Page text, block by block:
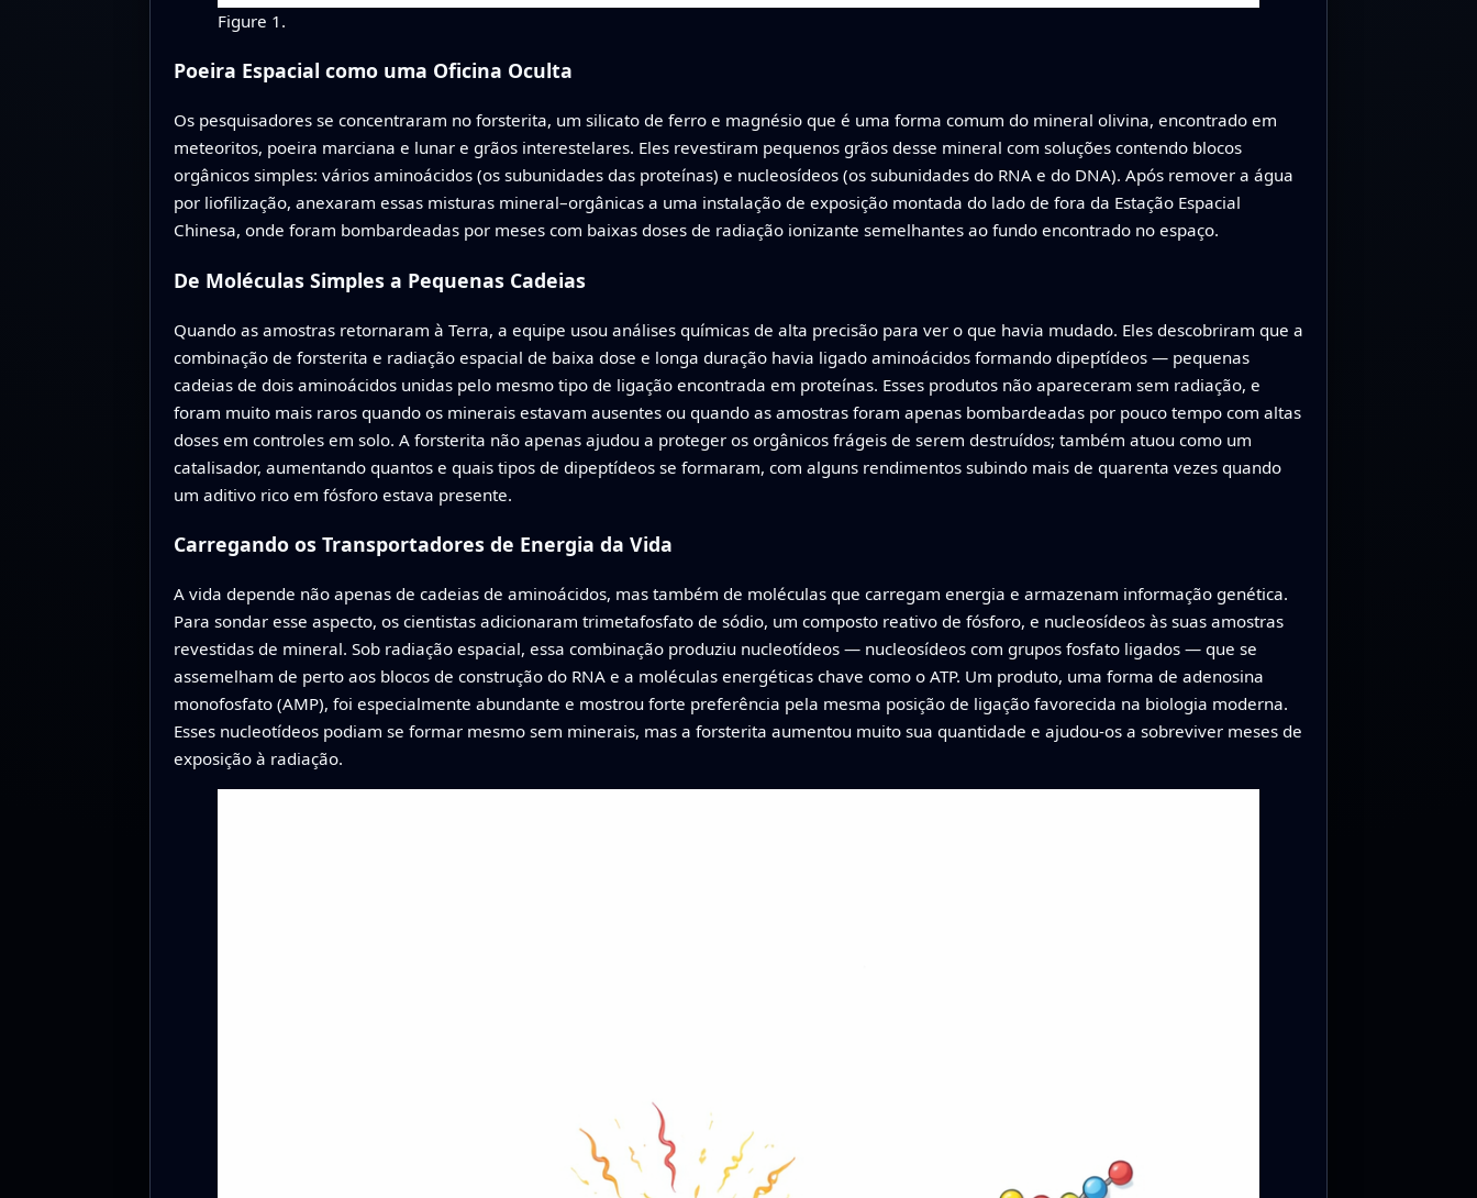
Figure 1.
Poeira Espacial como uma Oficina Oculta
Os pesquisadores se concentraram no forsterita, um silicato de ferro e magnésio que é uma forma comum do mineral olivina, encontrado em
meteoritos, poeira marciana e lunar e grãos interestelares. Eles revestiram pequenos grãos desse mineral com soluções contendo blocos
orgânicos simples: vários aminoácidos (os subunidades das proteínas) e nucleosídeos (os subunidades do RNA e do DNA). Após remover a água
por liofilização, anexaram essas misturas mineral–orgânicas a uma instalação de exposição montada do lado de fora da Estação Espacial
Chinesa, onde foram bombardeadas por meses com baixas doses de radiação ionizante semelhantes ao fundo encontrado no espaço.
De Moléculas Simples a Pequenas Cadeias
Quando as amostras retornaram à Terra, a equipe usou análises químicas de alta precisão para ver o que havia mudado. Eles descobriram que a
combinação de forsterita e radiação espacial de baixa dose e longa duração havia ligado aminoácidos formando dipeptídeos — pequenas
cadeias de dois aminoácidos unidas pelo mesmo tipo de ligação encontrada em proteínas. Esses produtos não apareceram sem radiação, e
foram muito mais raros quando os minerais estavam ausentes ou quando as amostras foram apenas bombardeadas por pouco tempo com altas
doses em controles em solo. A forsterita não apenas ajudou a proteger os orgânicos frágeis de serem destruídos; também atuou como um
catalisador, aumentando quantos e quais tipos de dipeptídeos se formaram, com alguns rendimentos subindo mais de quarenta vezes quando
um aditivo rico em fósforo estava presente.
Carregando os Transportadores de Energia da Vida
A vida depende não apenas de cadeias de aminoácidos, mas também de moléculas que carregam energia e armazenam informação genética.
Para sondar esse aspecto, os cientistas adicionaram trimetafosfato de sódio, um composto reativo de fósforo, e nucleosídeos às suas amostras
revestidas de mineral. Sob radiação espacial, essa combinação produziu nucleotídeos — nucleosídeos com grupos fosfato ligados — que se
assemelham de perto aos blocos de construção do RNA e a moléculas energéticas chave como o ATP. Um produto, uma forma de adenosina
monofosfato (AMP), foi especialmente abundante e mostrou forte preferência pela mesma posição de ligação favorecida na biologia moderna.
Esses nucleotídeos podiam se formar mesmo sem minerais, mas a forsterita aumentou muito sua quantidade e ajudou-os a sobreviver meses de
exposição à radiação.